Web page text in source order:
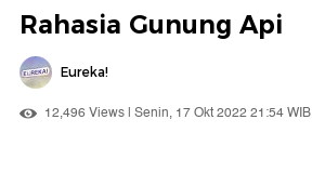
Rahasia Gunung Api
Eureka!
12,496 Views | Senin, 17 Okt 2022 21:54 WIB